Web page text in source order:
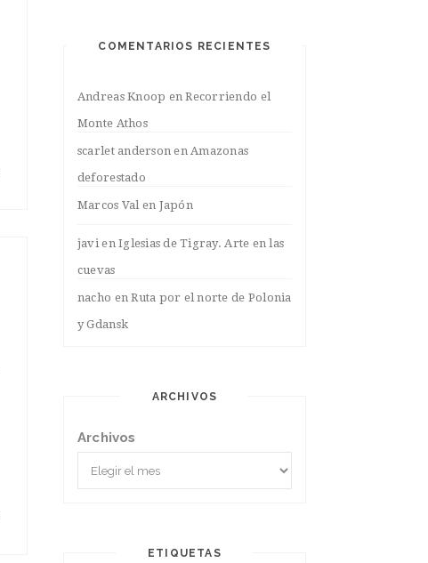
COMENTARIOS RECIENTES
Andreas Knoop enRecorriendo el
Monte Athos
scarlet anderson enAmazonas
deforestado
Marcos Valen Japón
javienIglesias de Tigray. Arte en las
cuevas
nacho enRuta por el norte de Polonia
y Gdansk
ARCHIVOS
Archivos
ETIQUETAS